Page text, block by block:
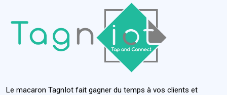
Le macaron TagnIot fait gagner du temps à vos clients et